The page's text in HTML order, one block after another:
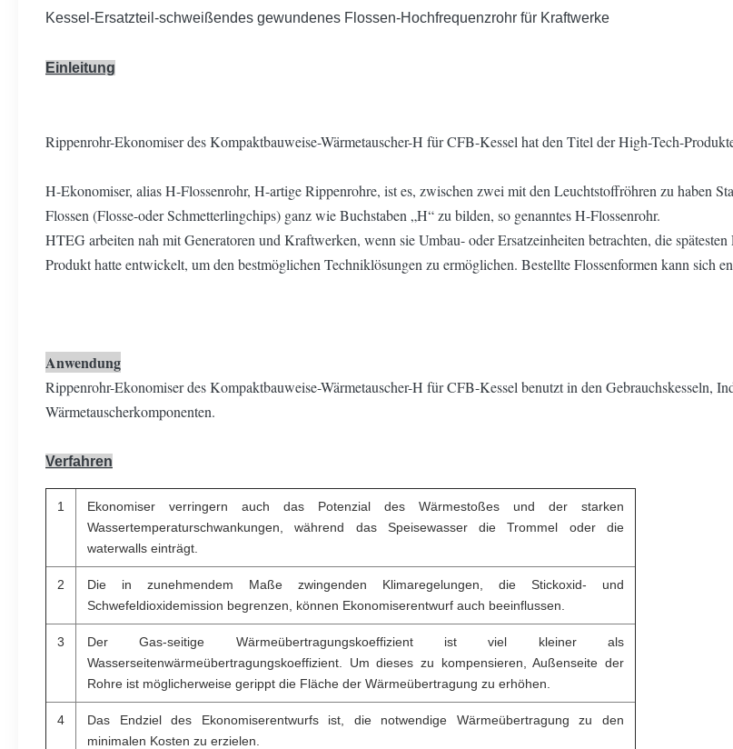
Kessel-Ersatzteil-schweißendes gewundenes Flossen-Hochfrequenzrohr für Kraftwerke
Einleitung
Rippenrohr-Ekonomiser des Kompaktbauweise-Wärmetauscher-H für CFB-Kessel hat den Titel der High-Tech-
H-Ekonomiser, alias H-Flossenrohr, H-artige Rippenrohre, ist es, zwischen zwei mit den Leuchtstoffröhren zu haben
Flossen (Flosse-oder Schmetterlingchips) ganz wie Buchstaben „H“ zu bilden, so genanntes H-Flossenrohr.
HTEG arbeiten nah mit Generatoren und Kraftwerken, wenn sie Umbau- oder Ersatzeinheiten betrachten, die
Produkt hatte entwickelt, um den bestmöglichen Techniklösungen zu ermöglichen. Bestellte Flossenformen kann sich
Anwendung
Rippenrohr-Ekonomiser des Kompaktbauweise-Wärmetauscher-H für CFB-Kessel benutzt in den Gebrauchskesseln,
Wärmetauscherkomponenten.
Verfahren
1
Ekonomiser verringern auch das Potenzial des Wärmestoßes und der starken
Wassertemperaturschwankungen, während das Speisewasser die Trommel oder die
waterwalls einträgt.
2
Die in zunehmendem Maße zwingenden Klimaregelungen, die Stickoxid- und
Schwefeldioxidemission begrenzen, können Ekonomiserentwurf auch beeinflussen.
3
Der Gas-seitige Wärmeübertragungskoeffizient ist viel kleiner als
Wasserseitenwärmeübertragungskoeffizient. Um dieses zu kompensieren, Außenseite der
Rohre ist möglicherweise gerippt die Fläche der Wärmeübertragung zu erhöhen.
4
Das Endziel des Ekonomiserentwurfs ist, die notwendige Wärmeübertragung zu den
minimalen Kosten zu erzielen.